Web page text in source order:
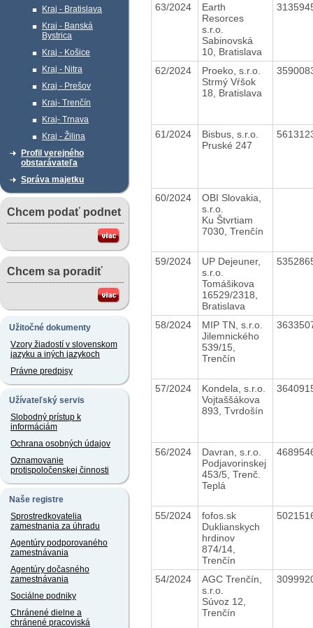
Kraj - Bratislava
Kraj - Banská
Bystrica
Kraj - Košice
Kraj - Nitra
Kraj - Prešov
Kraj- Trenčín
Kraj- Trnava
Kraj - Žilina
Profil verejného
obstarávateľa
Správa majetku
Chcem podať podnet
Chcem sa poradiť
Užitočné dokumenty
Vzory žiadostí v slovenskom
jazyku a iných jazykoch
Právne predpisy
Užívateľský servis
Slobodný prístup k
informáciám
Ochrana osobných údajov
Oznamovanie
protispoločenskej činnosti
Naše registre
Sprostredkovatelia
zamestnania za úhradu
Agentúry podporovaného
zamestnávania
Agentúry dočasného
zamestnávania
Sociálne podniky
Chránené dielne a
chránené pracoviská
63/2024
Earth
Resorces
s.r.o.
Sabinovská
10, Bratislava
62/2024
Proeko, s.r.o.
Strmý Vŕšok
18, Bratislava
61/2024
Bisbus, s.r.o.
Pruské 247
60/2024
OBI Slovakia,
s.r.o.
Ku Štvrtiam
7030, Trenčín
59/2024
UP Dejeuner,
s.r.o.
Tomášikova
16529/2318,
Bratislava
58/2024
MIP TN, s.r.o.
Jilemnického
539/15,
Trenčín
57/2024
Kondela, s.r.o.
Vojtaššákova
893, Tvrdošín
56/2024
Davran, s.r.o.
Podjavorinskej
453/5, Trenč.
Teplá
55/2024
fofos.sk
Duklianskych
hrdinov
874/14,
Trenčín
54/2024
AGC Trenčín,
s.r.o.
Súvoz 12,
Trenčín